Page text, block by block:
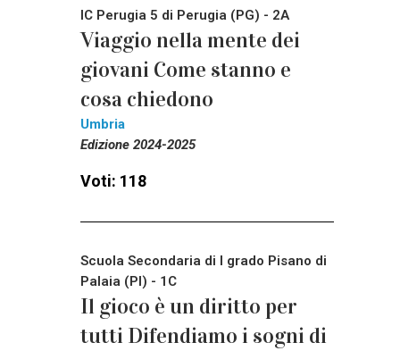
IC Perugia 5 di Perugia (PG) - 2A
Viaggio nella mente dei
giovani Come stanno e
cosa chiedono
Umbria
Edizione 2024-2025
Voti: 118
Scuola Secondaria di I grado Pisano di
Palaia (PI) - 1C
Il gioco è un diritto per
tutti Difendiamo i sogni di